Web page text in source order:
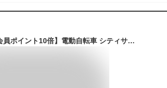
【18日楽天モバイル会員ポイント10倍】電動自転車 シティサイクル・ママチャリ BRIDGESTONE(ブリヂストン) フロンティアデラックス 24インチ 2024年モデル F4DB44【通常3~5営業日で出荷】